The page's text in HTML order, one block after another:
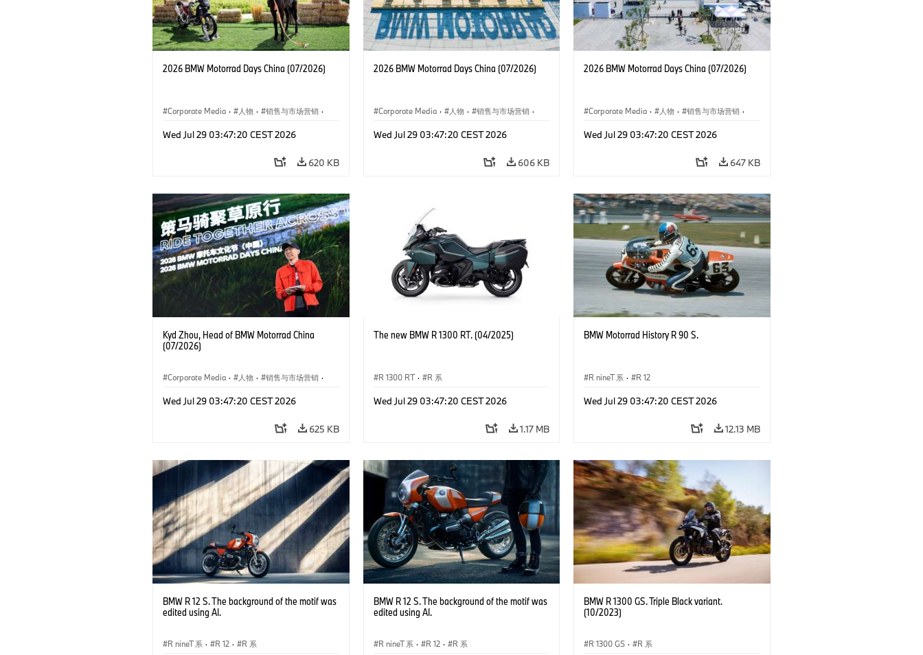
2026 BMW Motorrad Days China (07/2026)
Corporate Media · 人物 · 销售与市场营销 ·
Wed Jul 29 03:47:20 CEST 2026
620 KB
2026 BMW Motorrad Days China (07/2026)
Corporate Media · 人物 · 销售与市场营销 ·
Wed Jul 29 03:47:20 CEST 2026
606 KB
2026 BMW Motorrad Days China (07/2026)
Corporate Media · 人物 · 销售与市场营销 ·
Wed Jul 29 03:47:20 CEST 2026
647 KB
Kyd Zhou, Head of BMW Motorrad China
(07/2026)
Corporate Media · 人物 · 销售与市场营销 ·
Wed Jul 29 03:47:20 CEST 2026
625 KB
The new BMW R 1300 RT. (04/2025)
R 1300 RT · R 系
Wed Jul 29 03:47:20 CEST 2026
1.17 MB
BMW Motorrad History R 90 S.
R nineT 系 · R 12
Wed Jul 29 03:47:20 CEST 2026
12.13 MB
BMW R 12 S. The background of the motif was
edited using AI.
R nineT 系 · R 12 · R 系
BMW R 12 S. The background of the motif was
edited using AI.
R nineT 系 · R 12 · R 系
BMW R 1300 GS. Triple Black variant.
(10/2023)
R 1300 GS · R 系